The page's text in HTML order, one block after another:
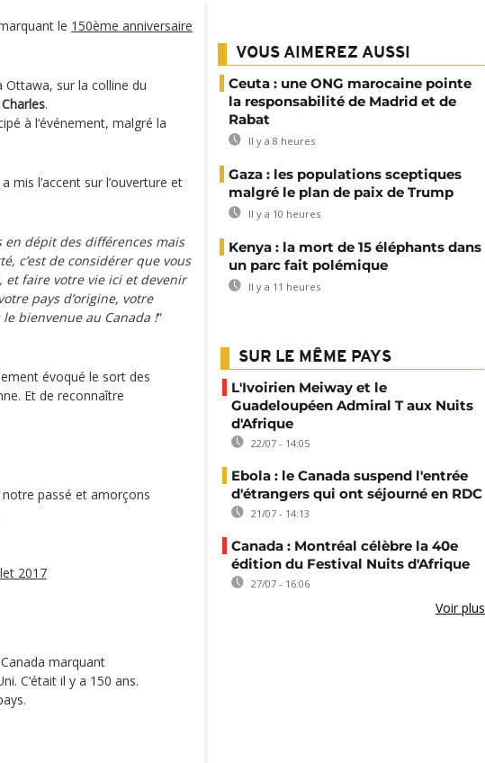
le 150ème anniversaire
sur la colline du
.
à l‘événement, malgré la
a mis l’accent sur l’ouverture et
en dépit des différences mais
c’est de considérer que vous
et faire votre vie ici et devenir
pays d’origine, votre
bienvenue au Canada !“
évoqué le sort des
Et de reconnaître
passé et amorçons
2017
marquant
C‘était il y a 150 ans.
VOUS AIMEREZ AUSSI
Ceuta : une ONG marocaine pointe
la responsabilité de Madrid et de
Rabat
Il y a 8 heures
Gaza : les populations sceptiques
malgré le plan de paix de Trump
Il y a 10 heures
Kenya : la mort de 15 éléphants dans
un parc fait polémique
Il y a 11 heures
SUR LE MÊME PAYS
L'Ivoirien Meiway et le
Guadeloupéen Admiral T aux Nuits
d'Afrique
22/07 - 14:05
Ebola : le Canada suspend l'entrée
d'étrangers qui ont séjourné en RDC
21/07 - 14:13
Canada : Montréal célèbre la 40e
édition du Festival Nuits d'Afrique
27/07 - 16:06
Voir plus